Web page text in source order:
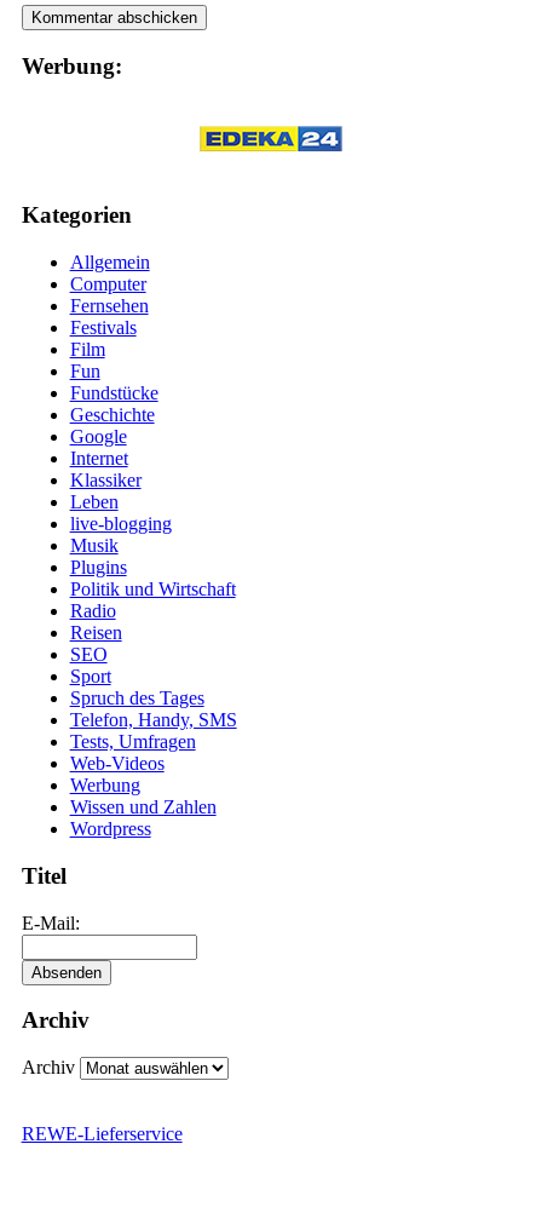
Werbung:
Kategorien
Allgemein
Computer
Fernsehen
Festivals
Film
Fun
Fundstücke
Geschichte
Google
Internet
Klassiker
Leben
live-blogging
Musik
Plugins
Politik und Wirtschaft
Radio
Reisen
SEO
Sport
Spruch des Tages
Telefon, Handy, SMS
Tests, Umfragen
Web-Videos
Werbung
Wissen und Zahlen
Wordpress
Titel
E-Mail:
Archiv
Archiv
REWE-Lieferservice